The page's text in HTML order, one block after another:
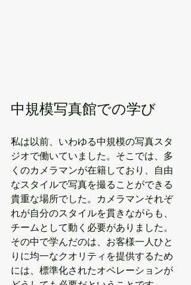
中規模写真館での学び
私は以前、いわゆる中規模の写真スタ
ジオで働いていました。そこでは、多
くのカメラマンが在籍しており、自由
なスタイルで写真を撮ることができる
貴重な場所でした。カメラマンそれぞ
れが自分のスタイルを貫きながらも、
チームとして動く必要がありました。
その中で学んだのは、お客様一人ひと
りに均一なクオリティを提供するため
には、標準化されたオペレーションが